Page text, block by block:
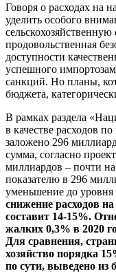
Говоря о расходах на
уделить особого
продовольственная
доступности
успешного
санкций. Но планы,
бюджета,
В рамках раздела
в качестве расходов
заложено 296
сумма, согласно
миллиардов – почти
показателю в 296
уменьшение до уровня
снижение расходов
составит 14-15%.
жалких 0,3% в 2020
Для сравнения,
хозяйство порядка
по сути, выведено из